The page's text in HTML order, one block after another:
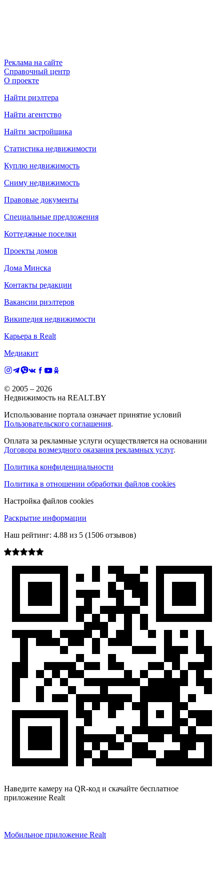
Реклама на сайте
Справочный центр
О проекте
Найти риэлтера
Найти агентство
Найти застройщика
Статистика недвижимости
Куплю недвижимость
Сниму недвижимость
Правовые документы
Специальные предложения
Коттеджные поселки
Проекты домов
Дома Минска
Контакты редакции
Вакансии риэлтеров
Википедия недвижимости
Карьера в Realt
Медиакит
© 2005 – 2026
Недвижимость на REALT.BY
Использование портала означает принятие условий
Пользовательского соглашения.
Оплата за рекламные услуги осуществляется на основании
Договора возмездного оказания рекламных услуг.
Политика конфиденциальности
Политика в отношении обработки файлов cookies
Настройка файлов cookies
Раскрытие информации
Наш рейтинг: 4.88 из 5 (1506 отзывов)
Наведите камеру на QR-код и скачайте бесплатное
приложение Realt
Мобильное приложение Realt